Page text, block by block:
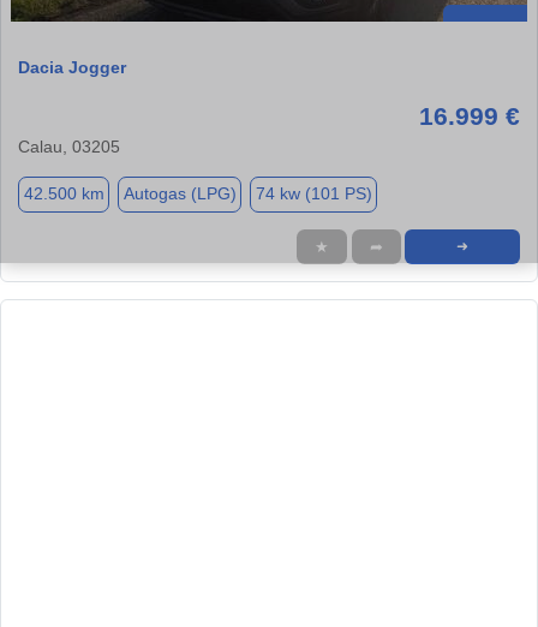
Dacia Jogger
16.999 €
Calau, 03205
42.500 km Autogas (LPG) 74 kw (101 PS)
★ ➦ ➜